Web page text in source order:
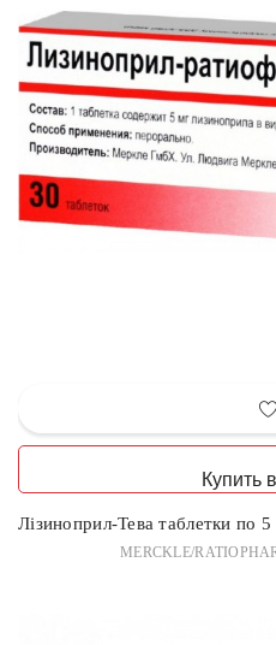
Купить
Лізиноприл-Тева таблетки по
MERCKLE/